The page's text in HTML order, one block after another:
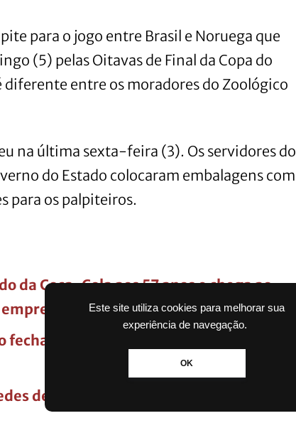
Este site utiliza cookies para melhorar sua
experiência de navegação.
OK
para o jogo entre Brasil e Noruega que
(5) pelas Oitavas de Final da Copa do
diferente entre os moradores do Zoológico
na última sexta-feira (3). Os servidores do
do Estado colocaram embalagens com
para os palpiteiros.
da Coca-Cola aos 57 anos e chega ao
do mundo
todas as lojas no Rio Grande do Sul;
de supermercado e terá mais filiais